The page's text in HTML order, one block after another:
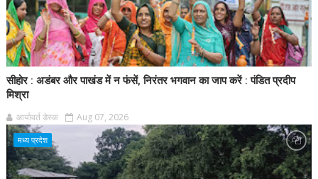
सीहोर : अडंबर और पाखंड में न फंसें, निरंतर भगवान का जाप करें : पंडित प्रदीप
मिश्रा
आर्यावर्त डेस्क Aug 07, 2026
मध्य प्रदेश